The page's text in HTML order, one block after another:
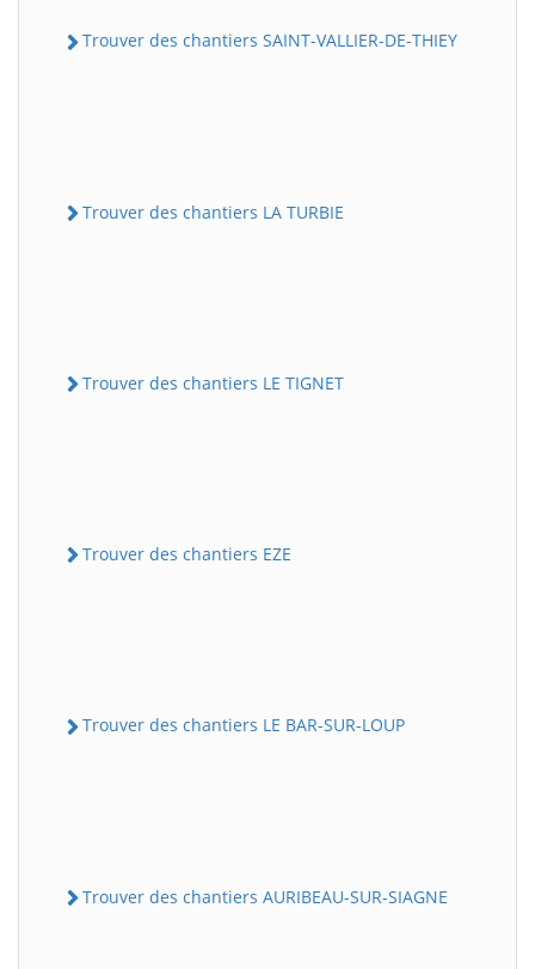
Trouver des chantiers SAINT-VALLIER-DE-THIEY
Trouver des chantiers LA TURBIE
Trouver des chantiers LE TIGNET
Trouver des chantiers EZE
Trouver des chantiers LE BAR-SUR-LOUP
Trouver des chantiers AURIBEAU-SUR-SIAGNE